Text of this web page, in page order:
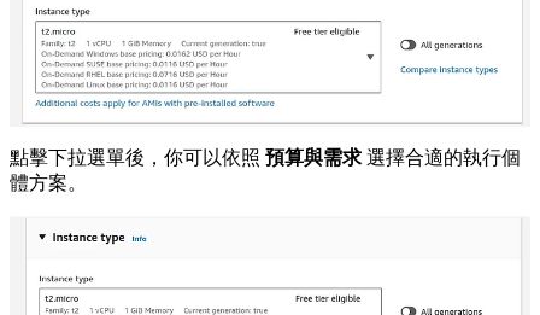
點擊下拉選單後，你可以依照 預算與需求 選擇合適的執行個
體方案。